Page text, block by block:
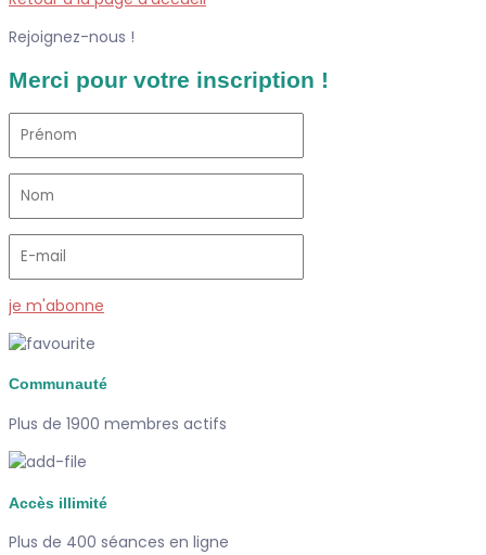
Rejoignez-nous !
Merci pour votre inscription !
je m'abonne
Communauté
Plus de 1900 membres actifs
Accès illimité
Plus de 400 séances en ligne